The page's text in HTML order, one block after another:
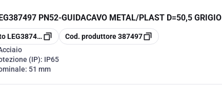
PN52-GUIDACAVO METAL/PLAST D=50,5 GRIGIO
LEG387497 copia
Cod. produttore387497
(IP): IP65
51 mm